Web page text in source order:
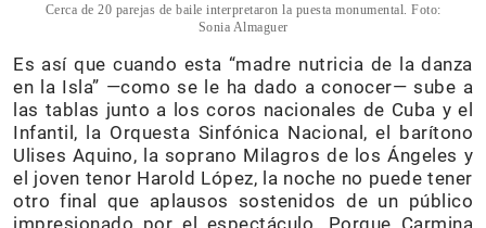
Cerca de 20 parejas de baile interpretaron la puesta monumental. Foto:
Sonia Almaguer
Es así que cuando esta “madre nutricia de la danza
en la Isla” —como se le ha dado a conocer— sube a
las tablas junto a los coros nacionales de Cuba y el
Infantil, la Orquesta Sinfónica Nacional, el barítono
Ulises Aquino, la soprano Milagros de los Ángeles y
el joven tenor Harold López, la noche no puede tener
otro final que aplausos sostenidos de un público
impresionado por el espectáculo. Porque Carmina